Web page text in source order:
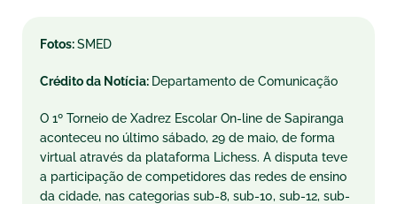
Fotos:SMED
Crédito da Notícia: Departamento de Comunicação
O 1º Torneio de Xadrez Escolar On-line de Sapiranga
aconteceu no último sábado, 29 de maio, de forma
virtual através da plataforma Lichess. A disputa teve
a participação de competidores das redes de ensino
da cidade, nas categorias sub-8, sub-10, sub-12, sub-